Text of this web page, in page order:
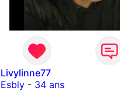
Livylinne77
Esbly- 34 ans